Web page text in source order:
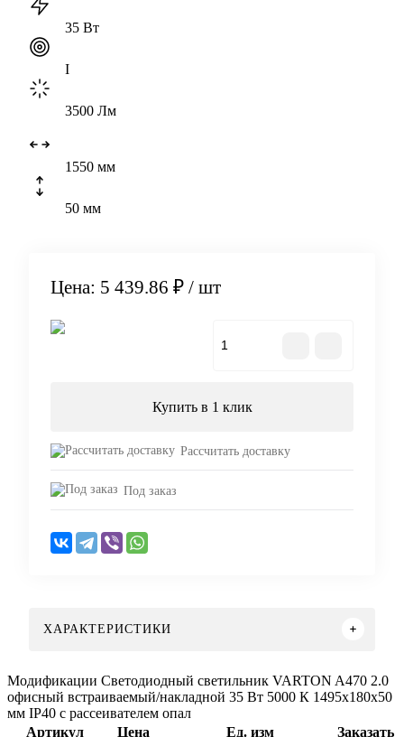
35 Вт
I
3500 Лм
1550 мм
50 мм
Цена: 5 439.86 ₽ / шт
Купить в 1 клик
Рассчитать доставку
Под заказ
ХАРАКТЕРИСТИКИ
Модификации Светодиодный светильник VARTON A470 2.0
офисный встраиваемый/накладной 35 Вт 5000 К 1495x180x50
мм IP40 с рассеивателем опал
Артикул
Цена Ед. изм
Заказать